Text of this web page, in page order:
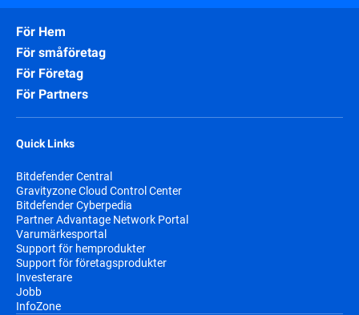
För Hem
För småföretag
För Företag
För Partners
Quick Links
Bitdefender Central
Gravityzone Cloud Control Center
Bitdefender Cyberpedia
Partner Advantage Network Portal
Varumärkesportal
Support för hemprodukter
Support för företagsprodukter
Investerare
Jobb
InfoZone